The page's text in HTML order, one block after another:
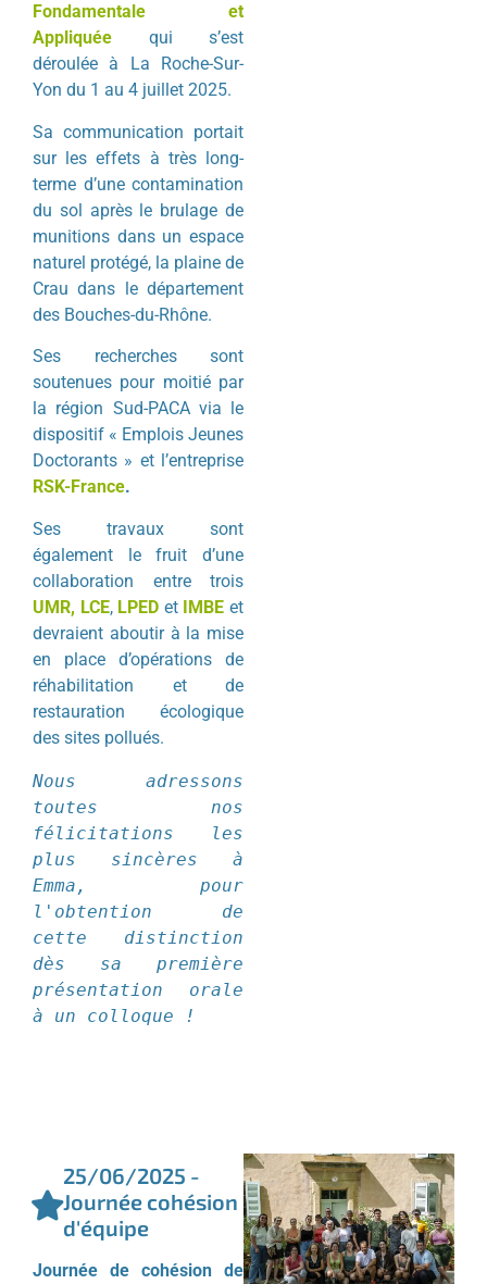
Fondamentale et
Appliquée
qui s’est
déroulée à La Roche-Sur-
Yon du 1 au 4 juillet 2025.
Sa communication portait
sur les effets à très long-
terme d’une contamination
du sol après le brulage de
munitions dans un espace
naturel protégé, la plaine de
Crau dans le département
des Bouches-du-Rhône.
Ses recherches sont
soutenues pour moitié par
la région Sud-PACA via le
dispositif « Emplois Jeunes
Doctorants » et l’entreprise
RSK-France.
Ses travaux sont
également le fruit d’une
collaboration entre trois
UMR, LCE, LPED et IMBE et
devraient aboutir à la mise
en place d’opérations de
réhabilitation et de
restauration écologique
des sites pollués.
Nous adressons
toutes nos
félicitations les
plus sincères à
Emma, pour
l'obtention de
cette distinction
dès sa première
présentation orale
à un colloque !
25/06/2025 -
Journée cohésion
d'équipe
Journée de cohésion de